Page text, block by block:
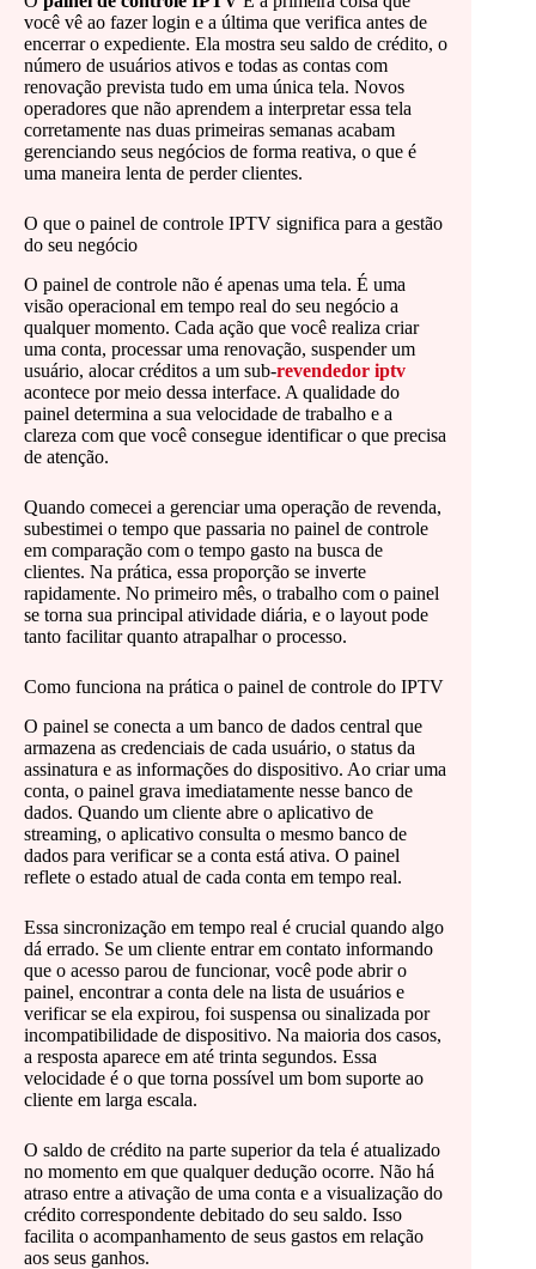
você vê ao fazer login e a última que verifica antes de
encerrar o expediente. Ela mostra seu saldo de crédito, o
número de usuários ativos e todas as contas com
renovação prevista tudo em uma única tela. Novos
operadores que não aprendem a interpretar essa tela
corretamente nas duas primeiras semanas acabam
gerenciando seus negócios de forma reativa, o que é
uma maneira lenta de perder clientes.
O que o painel de controle IPTV significa para a gestão
do seu negócio
O painel de controle não é apenas uma tela. É uma
visão operacional em tempo real do seu negócio a
qualquer momento. Cada ação que você realiza criar
uma conta, processar uma renovação, suspender um
usuário, alocar créditos a um sub-revendedor iptv
acontece por meio dessa interface. A qualidade do
painel determina a sua velocidade de trabalho e a
clareza com que você consegue identificar o que precisa
de atenção.
Quando comecei a gerenciar uma operação de revenda,
subestimei o tempo que passaria no painel de controle
em comparação com o tempo gasto na busca de
clientes. Na prática, essa proporção se inverte
rapidamente. No primeiro mês, o trabalho com o painel
se torna sua principal atividade diária, e o layout pode
tanto facilitar quanto atrapalhar o processo.
Como funciona na prática o painel de controle do IPTV
O painel se conecta a um banco de dados central que
armazena as credenciais de cada usuário, o status da
assinatura e as informações do dispositivo. Ao criar uma
conta, o painel grava imediatamente nesse banco de
dados. Quando um cliente abre o aplicativo de
streaming, o aplicativo consulta o mesmo banco de
dados para verificar se a conta está ativa. O painel
reflete o estado atual de cada conta em tempo real.
Essa sincronização em tempo real é crucial quando algo
dá errado. Se um cliente entrar em contato informando
que o acesso parou de funcionar, você pode abrir o
painel, encontrar a conta dele na lista de usuários e
verificar se ela expirou, foi suspensa ou sinalizada por
incompatibilidade de dispositivo. Na maioria dos casos,
a resposta aparece em até trinta segundos. Essa
velocidade é o que torna possível um bom suporte ao
cliente em larga escala.
O saldo de crédito na parte superior da tela é atualizado
no momento em que qualquer dedução ocorre. Não há
atraso entre a ativação de uma conta e a visualização do
crédito correspondente debitado do seu saldo. Isso
facilita o acompanhamento de seus gastos em relação
aos seus ganhos.